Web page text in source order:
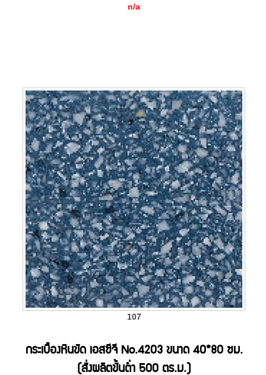
n/a
107
กระเบื้องหินขัด เอสซีจี No.4203 ขนาด 40*80 ซม.
(สั่งผลิตขั้นต่ำ 500 ตร.ม.)